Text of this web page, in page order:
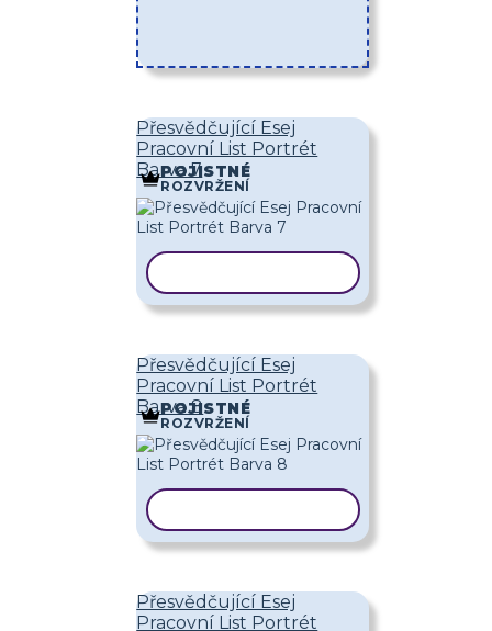
Přesvědčující Esej
Pracovní List Portrét
Barva 7
POJISTNÉ
ROZVRŽENÍ
Přesvědčující Esej
Pracovní List Portrét
Barva 8
POJISTNÉ
ROZVRŽENÍ
Přesvědčující Esej
Pracovní List Portrét